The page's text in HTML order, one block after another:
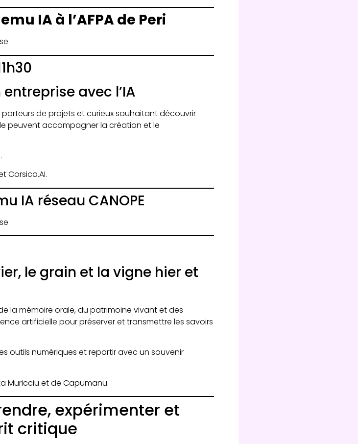
IA à l’AFPA de Peri
avec l’IA
de projets et curieux souhaitant découvrir
peuvent accompagner la création et le
Corsica.AI.
IA réseau CANOPE
le grain et la vigne hier et
la mémoire orale, du patrimoine vivant et des
artificielle pour préserver et transmettre les savoirs
outils numériques et repartir avec un souvenir
Muricciu et de Capumanu.
expérimenter et
critique